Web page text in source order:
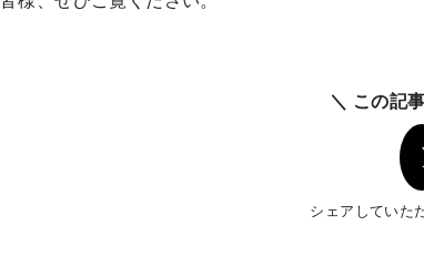
＼ この記
シェアしていた